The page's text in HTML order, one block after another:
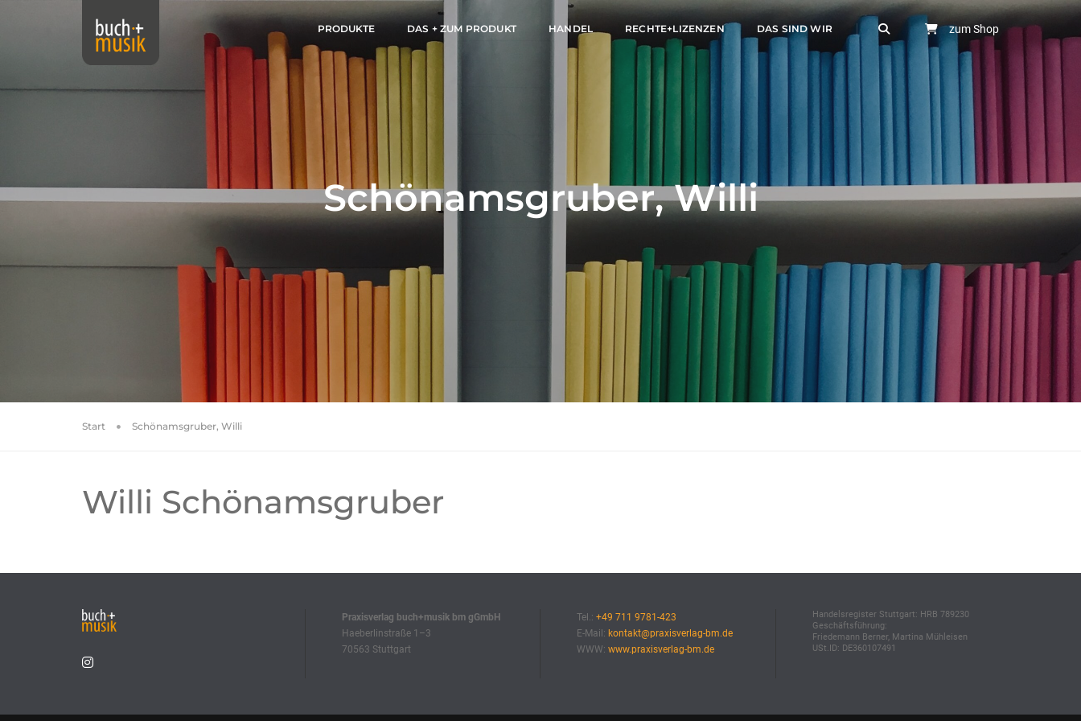
PRODUKTE DAS + ZUM PRODUKT HANDEL RECHTE+LIZENZEN DAS SIND WIR zum Shop
Schönamsgruber, Willi
Start Schönamsgruber, Willi
Willi Schönamsgruber
Praxisverlag buch+musik bm gGmbH
Haeberlinstraße 1–3
70563 Stuttgart
Tel.: +49 711 9781-423
E-Mail: kontakt@praxisverlag-bm.de
WWW: www.praxisverlag-bm.de
Handelsregister Stuttgart: HRB 789230
Geschäftsführung:
Friedemann Berner, Martina Mühleisen
USt.ID: DE360107491